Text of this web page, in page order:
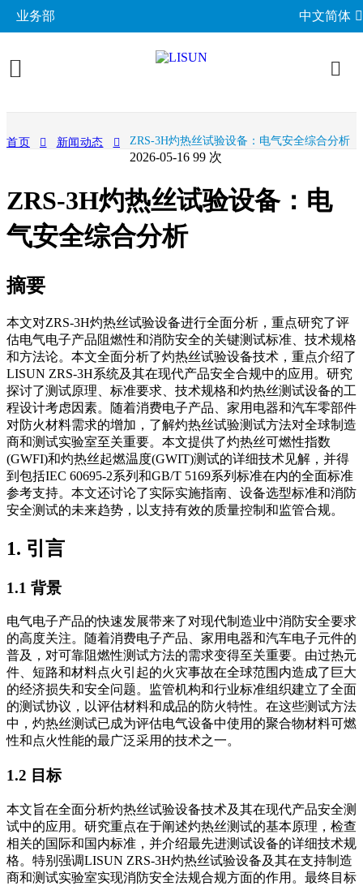
业务部 中文简体
分布光度计系统
积分球光谱辐射计系统
其他LED测试设备
EMC电磁兼容
EMI电磁干扰测试系统
环境试验箱
耐候与腐蚀测试
安规测试仪
电子元器件测试
标准试验指与探针
机械力学测试机
插头插座与线缆测试
插头插座量规
材料与光学分析
RoHS与元素分析仪
颜色与光泽度测试仪
其他分析仪
LED与灯具测试方案
LM-79与LM-80测试方案
家用电器测试方案
移动与网络测试方案
汽车电子测试方案
音视频与IT测试方案
线缆测试方案
插头插座测试方案
电源开关测试方案
变压器测试方案
电动玩具测试方案
电表测试方案
相关标准
GB 中国国家标准
CIE国际照明委员会
EN欧洲标准
UL美国标准
成功案例
关于力汕
电子目录
新闻动态
关于我们
联系我们
首页 新闻动态 ZRS-3H灼热丝试验设备：电气安全综合分析
2026-05-16 99 次
ZRS-3H灼热丝试验设备：电
气安全综合分析
摘要
本文对ZRS-3H灼热丝试验设备进行全面分析，重点研究了评
估电气电子产品阻燃性和消防安全的关键测试标准、技术规格
和方法论。本文全面分析了灼热丝试验设备技术，重点介绍了
LISUN ZRS-3H系统及其在现代产品安全合规中的应用。研究
探讨了测试原理、标准要求、技术规格和灼热丝测试设备的工
程设计考虑因素。随着消费电子产品、家用电器和汽车零部件
对防火材料需求的增加，了解灼热丝试验测试方法对全球制造
商和测试实验室至关重要。本文提供了灼热丝可燃性指数
(GWFI)和灼热丝起燃温度(GWIT)测试的详细技术见解，并得
到包括IEC 60695-2系列和GB/T 5169系列标准在内的全面标准
参考支持。本文还讨论了实际实施指南、设备选型标准和消防
安全测试的未来趋势，以支持有效的质量控制和监管合规。
1. 引言
1.1 背景
电气电子产品的快速发展带来了对现代制造业中消防安全要求
的高度关注。随着消费电子产品、家用电器和汽车电子元件的
普及，对可靠阻燃性测试方法的需求变得至关重要。由过热元
件、短路和材料点火引起的火灾事故在全球范围内造成了巨大
的经济损失和安全问题。监管机构和行业标准组织建立了全面
的测试协议，以评估材料和成品的防火特性。在这些测试方法
中，灼热丝测试已成为评估电气设备中使用的聚合物材料可燃
性和点火性能的最广泛采用的技术之一。
1.2 目标
本文旨在全面分析灼热丝试验设备技术及其在现代产品安全测
试中的应用。研究重点在于阐述灼热丝测试的基本原理，检查
相关的国际和国内标准，并介绍最先进测试设备的详细技术规
格。特别强调LISUN ZRS-3H灼热丝试验设备及其在支持制造
商和测试实验室实现消防安全法规合规方面的作用。最终目标